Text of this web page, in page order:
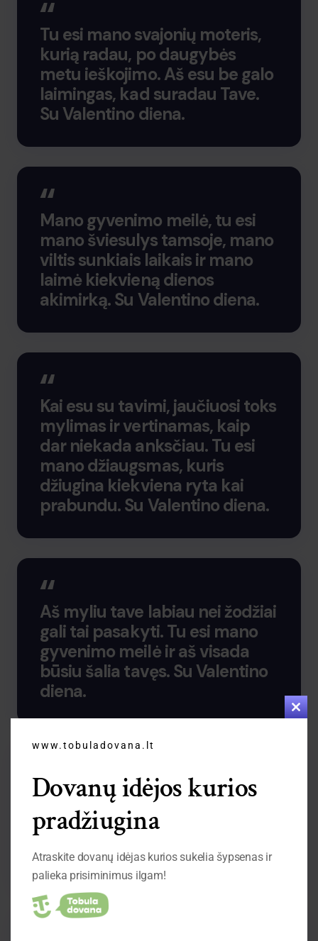
Tu esi mano svajonių moteris,
kurią radau, po daugybės
metu ieškojimo. Aš esu be galo
laimingas, kad suradau Tave.
Su Valentino diena.
Mano gyvenimo meilė, tu esi
mano šviesulys tamsoje, mano
viltis sunkiais laikais ir mano
laimė kiekvieną dienos
akimirką. Su Valentino diena.
Kai esu su tavimi, jaučiuosi toks
mylimas ir vertinamas, kaip
dar niekada anksčiau. Tu esi
mano džiaugsmas, kuris
džiugina kiekviena ryta kai
prabundu. Su Valentino diena.
Aš myliu tave labiau nei žodžiai
gali tai pasakyti. Tu esi mano
gyvenimo meilė ir aš visada
būsiu šalia tavęs. Su Valentino
diena.
Tu esi mano stiprybė ir mano
ramstis. Aš visada žinosiu, kad
galiu pasikliauti tavimi. Su
Valentino diena.
www.tobuladovana.lt
Dovanų idėjos kurios
pradžiugina
Atraskite dovanų idėjas kurios sukelia šypsenas ir
palieka prisiminimus ilgam!